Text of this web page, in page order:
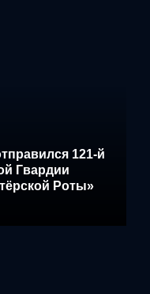
121-й
Гвардии
Роты»